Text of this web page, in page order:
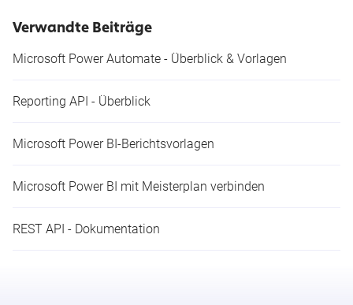
Verwandte Beiträge
Microsoft Power Automate - Überblick & Vorlagen
Reporting API - Überblick
Microsoft Power BI-Berichtsvorlagen
Microsoft Power BI mit Meisterplan verbinden
REST API - Dokumentation